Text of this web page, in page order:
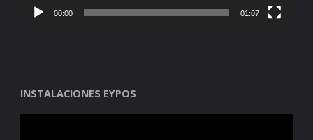
00:00 01:07
INSTALACIONES EYPOS